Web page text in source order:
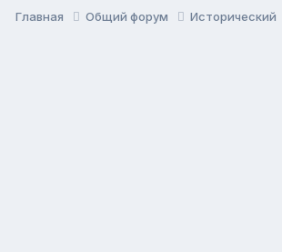
Главная Общий форум Исторический